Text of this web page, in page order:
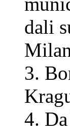
dali
3.
4.